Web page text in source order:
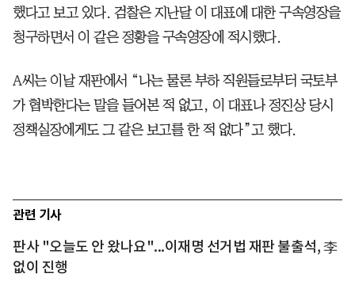
했다고 보고 있다. 검찰은 지난달 이 대표에 대한 구속영장을
청구하면서 이 같은 정황을 구속영장에 적시했다.
A씨는 이날 재판에서 “나는 물론 부하 직원들로부터 국토부
가 협박한다는 말을 들어본 적 없고, 이 대표나 정진상 당시
정책실장에게도 그 같은 보고를 한 적 없다”고 했다.
관련 기사
판사 "오늘도 안 왔나요"...이재명 선거법 재판 불출석, 李
없이 진행